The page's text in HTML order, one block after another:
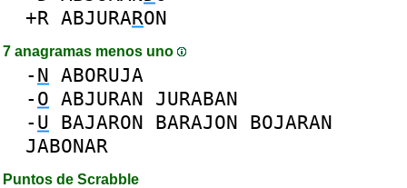
+R ABJURARON
7 anagramas menos uno
- N ABORUJA
- O ABJURAN JURABAN
- U BAJARON BARAJON BOJARAN
JABONAR
Puntos de Scrabble